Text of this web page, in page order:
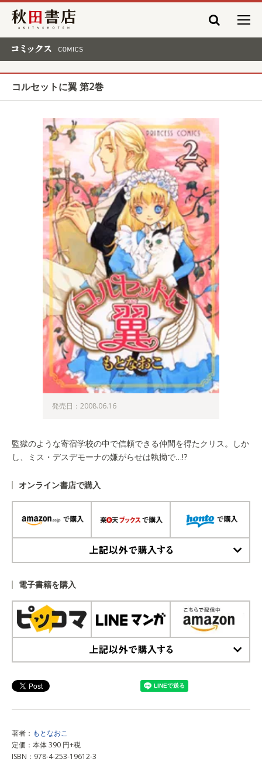
秋田書店
コルセットに翼 第2巻
発売日：2008.06.16
監獄のような寄宿学校の中で信頼できる仲間を得たクリス。しか
し、ミス・デスデモーナの嫌がらせは執拗で…!?
オンライン書店で購入
電子書籍を購入
著者： もとなおこ
定価：本体 390 円+税
ISBN：978-4-253-19612-3